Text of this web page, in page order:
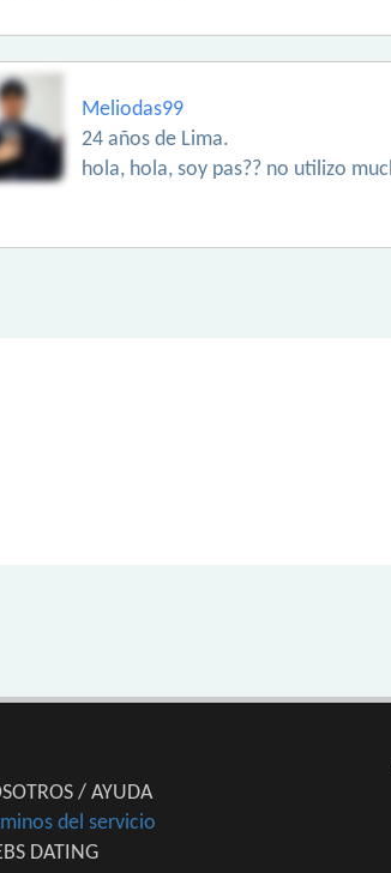
Meliodas99
24 años de Lima.
hola, hola, soy pas?? no utilizo
/ AYUDA
del servicio
DATING